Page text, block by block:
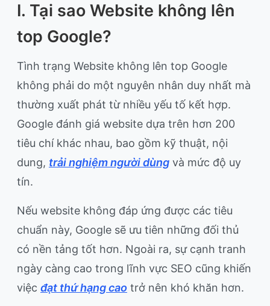
I. Tại sao Website không lên
top Google?
Tình trạng Website không lên top Google
không phải do một nguyên nhân duy nhất mà
thường xuất phát từ nhiều yếu tố kết hợp.
Google đánh giá website dựa trên hơn 200
tiêu chí khác nhau, bao gồm kỹ thuật, nội
dung, trải nghiệm người dùng và mức độ uy
tín.
Nếu website không đáp ứng được các tiêu
chuẩn này, Google sẽ ưu tiên những đối thủ
có nền tảng tốt hơn. Ngoài ra, sự cạnh tranh
ngày càng cao trong lĩnh vực SEO cũng khiến
việc đạt thứ hạng cao trở nên khó khăn hơn.